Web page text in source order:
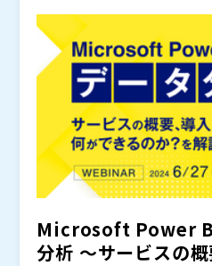
供し、業務効率を向上させる
得ない事情により一部録画
す。ご了承ください。
クエスト・ソフトウェア株式
トリオール株式会社（）
株式会社オープンソース活用
会社（） ※共催、協賛、協力
加、削除される可能性があり
Microsoft Power
分析 ～サービスの